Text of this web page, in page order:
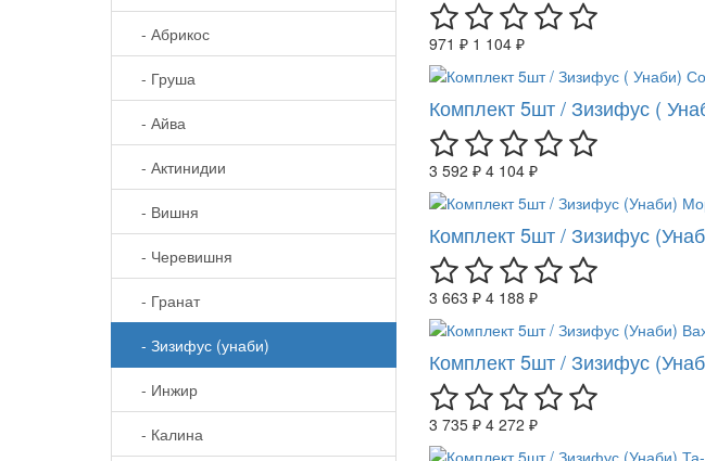
- Абрикос
- Груша
- Айва
- Актинидии
- Вишня
- Черевишня
- Гранат
- Зизифус (унаби)
- Инжир
- Калина
971 ₽ 1 104 ₽
Комплект 5шт / Зизифус (
3 592 ₽ 4 104 ₽
Комплект 5шт / Зизифус
3 663 ₽ 4 188 ₽
Комплект 5шт / Зизифус
3 735 ₽ 4 272 ₽